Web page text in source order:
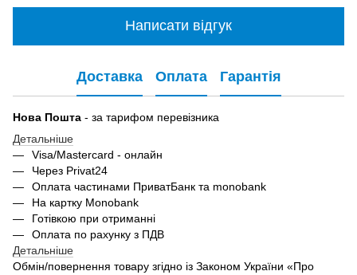
Написати відгук
Доставка Оплата Гарантія
Нова Пошта - за тарифом перевізника
Детальніше
Visa/Mastercard - онлайн
Через Privat24
Оплата частинами ПриватБанк та monobank
На картку Monobank
Готівкою при отриманні
Оплата по рахунку з ПДВ
Детальніше
Обмін/повернення товару згідно із Законом України «Про